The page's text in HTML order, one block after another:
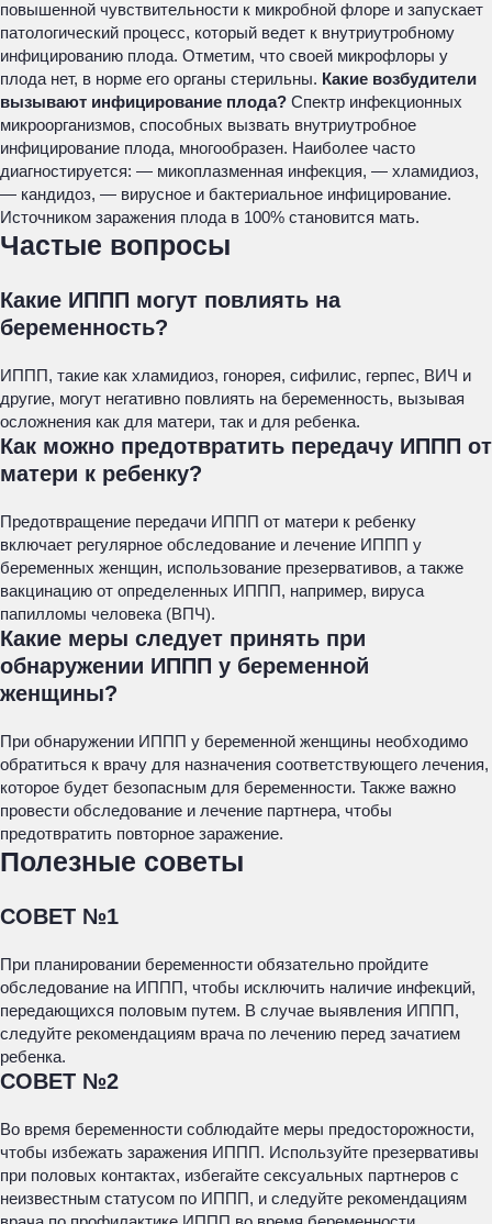
повышенной чувствительности к микробной флоре и запускает
патологический процесс, который ведет к внутриутробному
инфицированию плода. Отметим, что своей микрофлоры у
плода нет, в норме его органы стерильны. Какие возбудители
вызывают инфицирование плода? Спектр инфекционных
микроорганизмов, способных вызвать внутриутробное
инфицирование плода, многообразен. Наиболее часто
диагностируется: — микоплазменная инфекция, — хламидиоз,
— кандидоз, — вирусное и бактериальное инфицирование.
Источником заражения плода в 100% становится мать.
Частые вопросы
Какие ИППП могут повлиять на
беременность?
ИППП, такие как хламидиоз, гонорея, сифилис, герпес, ВИЧ и
другие, могут негативно повлиять на беременность, вызывая
осложнения как для матери, так и для ребенка.
Как можно предотвратить передачу ИППП от
матери к ребенку?
Предотвращение передачи ИППП от матери к ребенку
включает регулярное обследование и лечение ИППП у
беременных женщин, использование презервативов, а также
вакцинацию от определенных ИППП, например, вируса
папилломы человека (ВПЧ).
Какие меры следует принять при
обнаружении ИППП у беременной
женщины?
При обнаружении ИППП у беременной женщины необходимо
обратиться к врачу для назначения соответствующего лечения,
которое будет безопасным для беременности. Также важно
провести обследование и лечение партнера, чтобы
предотвратить повторное заражение.
Полезные советы
СОВЕТ №1
При планировании беременности обязательно пройдите
обследование на ИППП, чтобы исключить наличие инфекций,
передающихся половым путем. В случае выявления ИППП,
следуйте рекомендациям врача по лечению перед зачатием
ребенка.
СОВЕТ №2
Во время беременности соблюдайте меры предосторожности,
чтобы избежать заражения ИППП. Используйте презервативы
при половых контактах, избегайте сексуальных партнеров с
неизвестным статусом по ИППП, и следуйте рекомендациям